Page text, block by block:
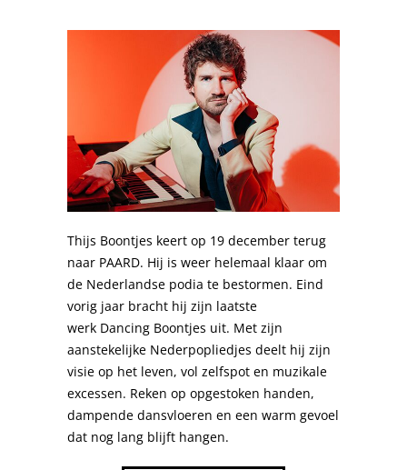
Thijs Boontjes keert op 19 december terug
naar PAARD. Hij is weer helemaal klaar om
de Nederlandse podia te bestormen. Eind
vorig jaar bracht hij zijn laatste
werk Dancing Boontjes uit. Met zijn
aanstekelijke Nederpopliedjes deelt hij zijn
visie op het leven, vol zelfspot en muzikale
excessen. Reken op opgestoken handen,
dampende dansvloeren en een warm gevoel
dat nog lang blijft hangen.